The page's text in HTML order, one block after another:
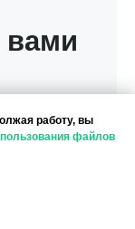
работу, вы
файлов